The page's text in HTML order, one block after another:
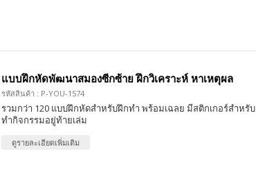
แบบฝึกหัดพัฒนาสมองซีกซ้าย ฝึกวิเคราะห์ หาเหตุผล
รหัสสินค้า : P-YOU-1574
รวมกว่า 120 แบบฝึกหัดสำหรับฝึกทำ พร้อมเฉลย มีสติกเกอร์สำหรับ
ทำกิจกรรมอยู่ท้ายเล่ม
ดูรายละเอียดเพิ่มเติม